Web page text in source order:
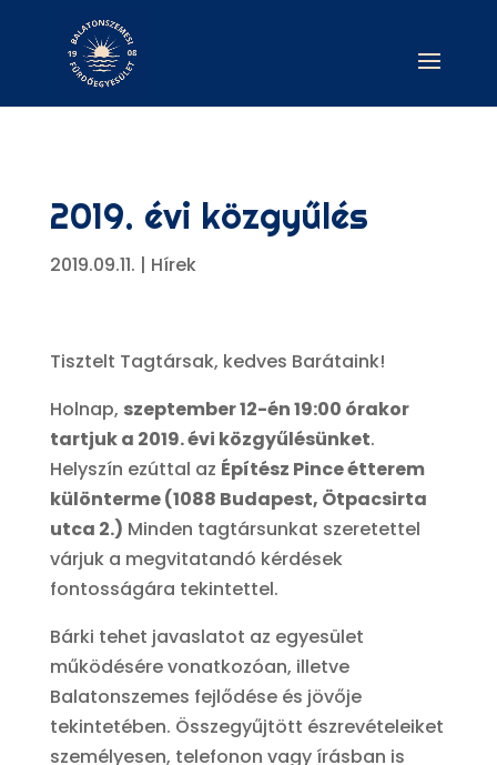
2019. évi közgyűlés
2019.09.11. | Hírek
Tisztelt Tagtársak, kedves Barátaink!
Holnap, szeptember 12-én 19:00 órakor
tartjuk a 2019. évi közgyűlésünket.
Helyszín ezúttal az Építész Pince étterem
különterme (1088 Budapest, Ötpacsirta
utca 2.) Minden tagtársunkat szeretettel
várjuk a megvitatandó kérdések
fontosságára tekintettel.
Bárki tehet javaslatot az egyesület
működésére vonatkozóan, illetve
Balatonszemes fejlődése és jövője
tekintetében. Összegyűjtött észrevételeiket
személyesen, telefonon vagy írásban is